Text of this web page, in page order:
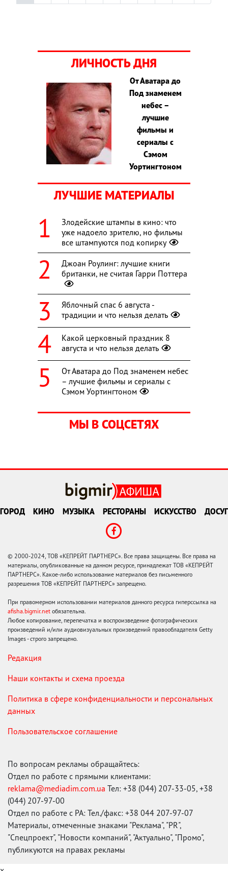
ЛИЧНОСТЬ ДНЯ
От Аватара до
Под знаменем
небес –
лучшие
фильмы и
сериалы с
Сэмом
Уортингтоном
ЛУЧШИЕ МАТЕРИАЛЫ
Злодейские штампы в кино: что
уже надоело зрителю, но фильмы
все штампуются под копирку
Джоан Роулинг: лучшие книги
британки, не считая Гарри Поттера
Яблочный спас 6 августа -
традиции и что нельзя делать
Какой церковный праздник 8
августа и что нельзя делать
От Аватара до Под знаменем небес
– лучшие фильмы и сериалы с
Сэмом Уортингтоном
МЫ В СОЦСЕТЯХ
ГОРОД КИНО МУЗЫКА РЕСТОРАНЫ ИСКУССТВО ДОСУГ
© 2000-2024, ТОВ «КЕПРЕЙТ ПАРТНЕРС». Все права защищены. Все права на
материалы, опубликованные на данном ресурсе, принадлежат ТОВ «КЕПРЕЙТ
ПАРТНЕРС». Какое-либо использование материалов без письменного
разрешения ТОВ «КЕПРЕЙТ ПАРТНЕРС» запрещено.
При правомерном использовании материалов данного ресурса гиперссылка на
afisha.bigmir.net обязательна.
Любое копирование, перепечатка и воспроизведение фотографических
произведений и/или аудиовизуальных произведений правообладателя Getty
Images - строго запрещено.
Редакция
Наши контакты и схема проезда
Политика в сфере конфиденциальности и персональных
данных
Пользовательское соглашение
По вопросам рекламы обращайтесь:
Отдел по работе с прямыми клиентами:
reklama@mediadim.com.ua Тел: +38 (044) 207-33-05, +38
(044) 207-97-00
Отдел по работе с РА: Тел./факс: +38 044 207-97-07
Материалы, отмеченные знаками "Реклама", "PR",
"Спецпроект", "Новости компаний", "Актуально", "Промо",
публикуются на правах рекламы